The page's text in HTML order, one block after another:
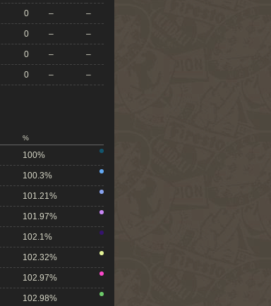
0 – –
0 – –
0 – –
0 – –
%
100%
100.3%
101.21%
101.97%
102.1%
102.32%
102.97%
102.98%